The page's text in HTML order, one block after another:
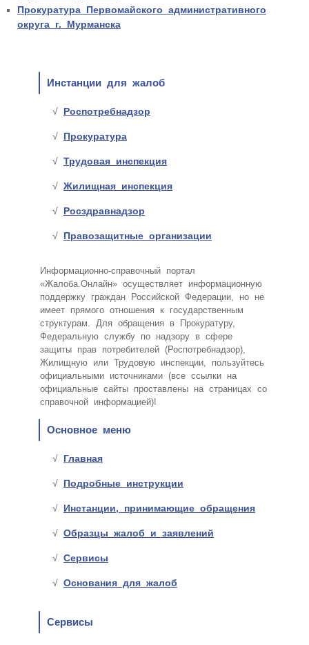
Прокуратура Первомайского административного
округа г. Мурманска
Инстанции для жалоб
Роспотребнадзор
Прокуратура
Трудовая инспекция
Жилищная инспекция
Росздравнадзор
Правозащитные организации
Информационно-справочный портал
«Жалоба.Онлайн» осуществляет информационную
поддержку граждан Российской Федерации, но не
имеет прямого отношения к государственным
структурам. Для обращения в Прокуратуру,
Федеральную службу по надзору в сфере
защиты прав потребителей (Роспотребнадзор),
Жилищную или Трудовую инспекции, пользуйтесь
официальными источниками (все ссылки на
официальные сайты проставлены на страницах со
справочной информацией)!
Основное меню
Главная
Подробные инструкции
Инстанции, принимающие обращения
Образцы жалоб и заявлений
Сервисы
Основания для жалоб
Сервисы